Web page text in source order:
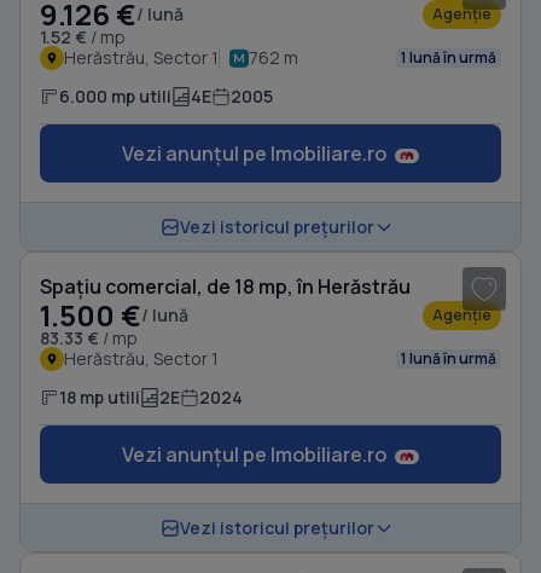
9.126 €/ lună
1.52 € / mp
Agenție
Herăstrău, Sector 1 762 m 1 lună în urmă
6.000 mp utili 4E 2005
Vezi anunțul pe Imobiliare.ro
Vezi istoricul prețurilor
Spațiu comercial, de 18 mp, în Herăstrău
1.500 €/ lună
83.33 € / mp
Agenție
Herăstrău, Sector 1 1 lună în urmă
18 mp utili 2E 2024
Vezi anunțul pe Imobiliare.ro
Vezi istoricul prețurilor